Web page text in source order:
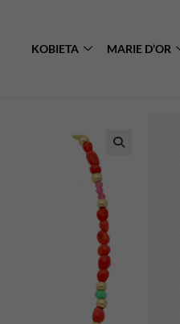
KOBIETA MARIE D’OR